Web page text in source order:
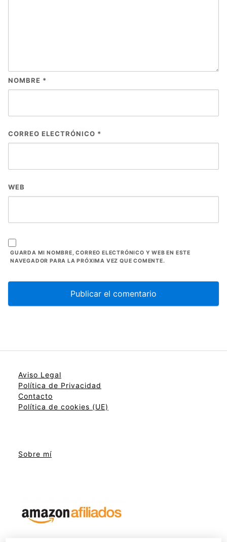
NOMBRE *
CORREO ELECTRÓNICO *
WEB
GUARDA MI NOMBRE, CORREO ELECTRÓNICO Y WEB EN ESTE
NAVEGADOR PARA LA PRÓXIMA VEZ QUE COMENTE.
Aviso Legal
Política de Privacidad
Contacto
Política de cookies (UE)
Sobre mí